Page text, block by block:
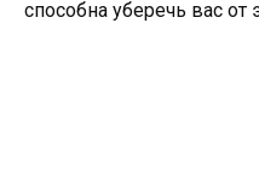
способна уберечь вас от